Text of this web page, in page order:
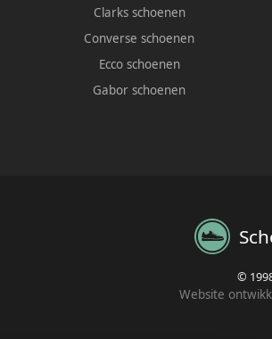
Clarks schoenen
Converse schoenen
Ecco schoenen
Gabor schoenen
©
Website